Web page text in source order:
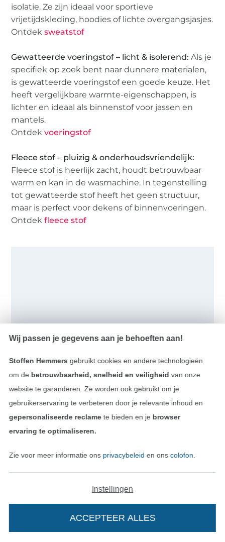
isolatie. Ze zijn ideaal voor sportieve
vrijetijdskleding, hoodies of lichte overgangsjasjes.
Ontdeksweatstof
Gewatteerde voeringstof – licht & isolerend: Als je
specifiek op zoek bent naar dunnere materialen,
is gewatteerde voeringstof een goede keuze. Het
heeft vergelijkbare warmte-eigenschappen, is
lichter en ideaal als binnenstof voor jassen en
mantels.
Ontdekvoeringstof
Fleece stof – pluizig & onderhoudsvriendelijk:
Fleece stof is heerlijk zacht, houdt betrouwbaar
warm en kan in de wasmachine. In tegenstelling
tot gewatteerde stof heeft het geen structuur,
maar is perfect voor dekens of binnenvoeringen.
Ontdekfleece stof
Bij het naaien van gewatteerde stof zorgt de
gelijkmatige stikstructuur voor het typische
ruit- of golfpatroon – ideaal voor jassen, dekens
en tassen.
Wij passen je gegevens aan je behoeften aan!
Stoffen Hemmers gebruikt cookies en andere technologieën
om de betrouwbaarheid, snelheid en veiligheid van onze
website te garanderen. Ze worden ook gebruikt om je
gebruikerservaring te verbeteren door je relevante inhoud en
gepersonaliseerde reclamete bieden en je browser
ervaring te optimaliseren.
Zie voor meer informatie ons privacybeleid en ons colofon
Instellingen
ACCEPTEER ALLES